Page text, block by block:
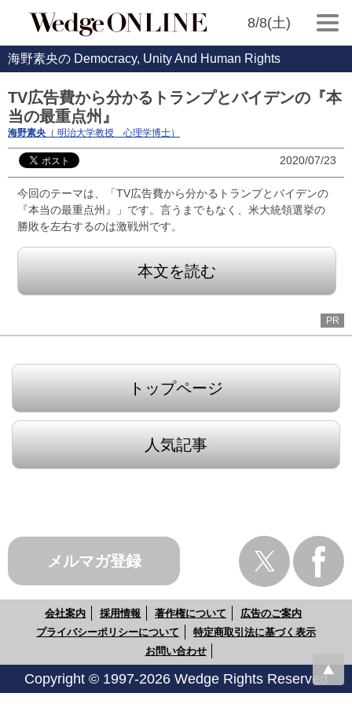
8/8(土)
海野素央の Democracy, Unity And Human Rights
TV広告費から分かるトランプとバイデンの『本
当の最重点州』
海野素央 （ 明治大学教授 心理学博士）
2020/07/23
今回のテーマは、「TV広告費から分かるトランプとバイデンの
『本当の最重点州』」です。言うまでもなく、米大統領選挙の
勝敗を左右するのは激戦州です。
本文を読む
PR
トップページ
人気記事
メルマガ登録
会社案内 採用情報 著作権について
広告のご案内
プライバシーポリシーについて
特定商取引法に基づく表示
お問い合わせ
Copyright © 1997-2026 Wedge Rights Reserved